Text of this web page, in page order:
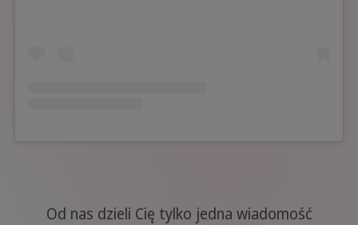
Od nas dzieli Cię tylko jedna wiadomość